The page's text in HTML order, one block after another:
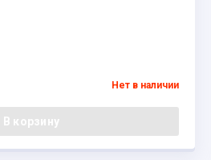
Нет в наличии
В корзину